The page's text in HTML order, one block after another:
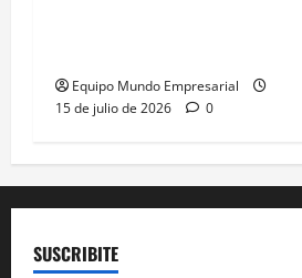
Equipo Mundo Empresarial
15 de julio de 2026
0
SUSCRIBITE